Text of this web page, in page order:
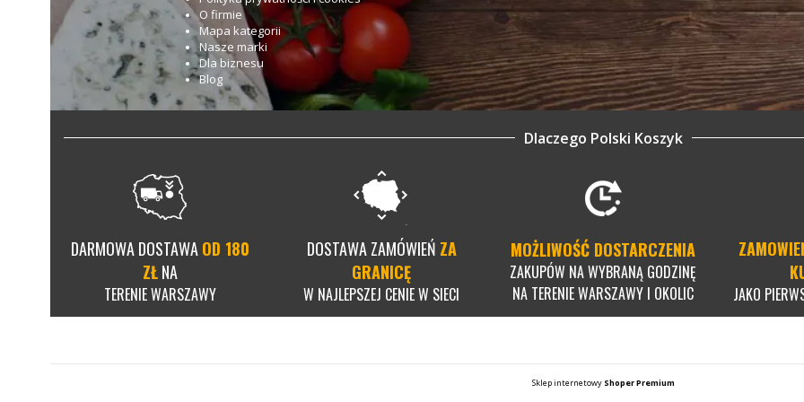
O firmie
Mapa kategorii
Nasze marki
Dla biznesu
Blog
Dlaczego Polski Koszyk
DARMOWA DOSTAWAOD 180
ZŁNA
TERENIE WARSZAWY
DOSTAWA ZAMÓWIEŃ ZA
GRANICĘ
W NAJLEPSZEJ CENIE W SIECI
MOŻLIWOŚĆ DOSTARCZENIA
ZAKUPÓW NA WYBRANĄ GODZINĘ
NA TERENIE WARSZAWY I OKOLIC
JAKO
Sklep internetowy Shoper Premium